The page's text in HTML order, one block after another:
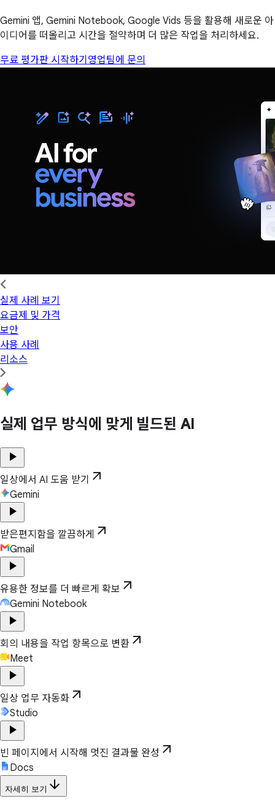
Gemini 앱, Gemini Notebook, Google Vids 등을 활용해 새로운 아
이디어를 떠올리고 시간을 절약하며 더 많은 작업을 처리하세요.
무료 평가판 시작하기 영업팀에 문의
실제 사례 보기
요금제 및 가격
보안
사용 사례
리소스
실제 업무 방식에 맞게 빌드된 AI
play_arrow
일상에서 AI 도움 받기 arrow_outward
Gemini
play_arrow
받은편지함을 깔끔하게 arrow_outward
Gmail
play_arrow
유용한 정보를 더 빠르게 확보 arrow_outward
Gemini Notebook
play_arrow
회의 내용을 작업 항목으로 변환 arrow_outward
Meet
play_arrow
일상 업무 자동화 arrow_outward
Studio
play_arrow
빈 페이지에서 시작해 멋진 결과물 완성 arrow_outward
Docs
자세히 보기 arrow_downward